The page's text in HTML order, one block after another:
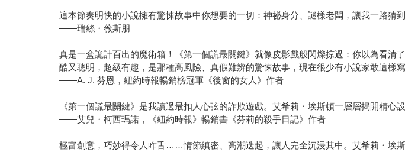
這本節奏明快的小說擁有驚悚故事中你想要的一切：神祕身分、謎樣老闆，讓我一路猜到
——瑞絲・薇斯朋
真是一盒詭計百出的魔術箱！《第一個謊最關鍵》就像皮影戲般閃爍掠過：你以為看
酷又聰明，超級有趣，是那種高風險、真假難辨的驚悚故事，現在很少有小說家敢這樣
——A. J. 芬恩，紐約時報暢銷榜冠軍《後窗的女人》作者
《第一個謊最關鍵》是我讀過最扣人心弦的詐欺遊戲。艾希莉・埃斯頓一層層揭開精心
——艾兒・柯西瑪諾，《紐約時報》暢銷書《芬莉的殺手日記》作者
極富創意，巧妙得令人咋舌……情節縝密、高潮迭起，讓人完全沉浸其中。艾希莉・埃